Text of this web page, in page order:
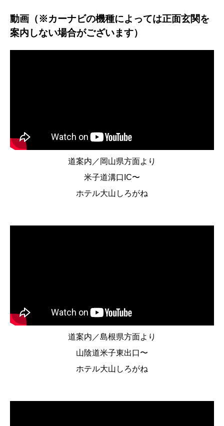
動画（※カーナビの機種によっては正面玄関を
案内しない場合がございます）
道案内／岡山県方面より
米子道溝口IC〜
ホテル大山しろがね
道案内／島根県方面より
山陰道米子東出口〜
ホテル大山しろがね